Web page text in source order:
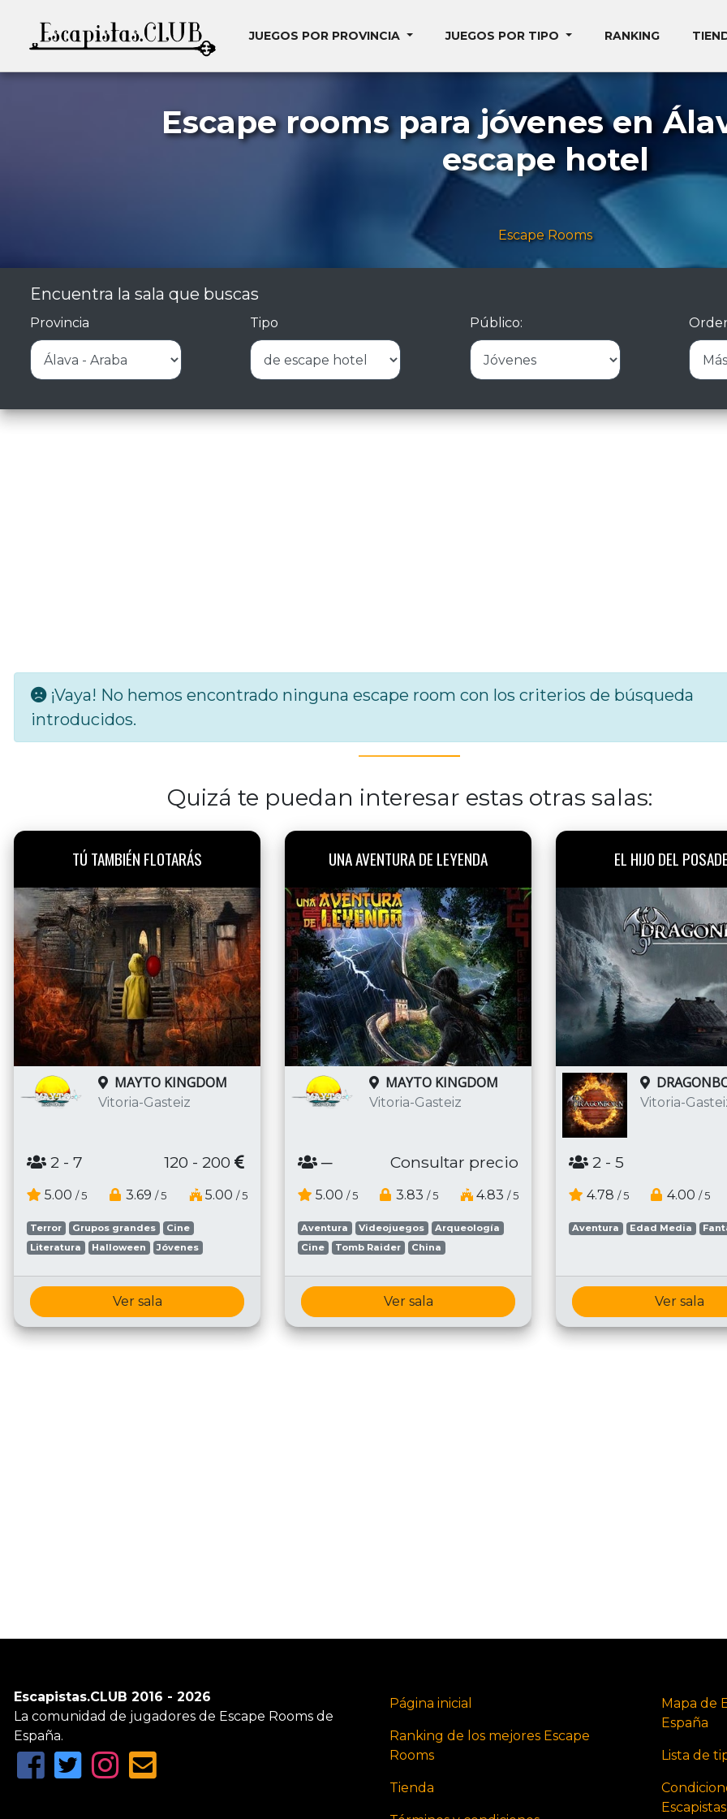
JUEGOS POR PROVINCIA JUEGOS POR TIPO RANKING
Escape rooms para jóvenes en
escape hotel
Escape Rooms
Encuentra la sala que buscas
Provincia Tipo Público:
¡Vaya! No hemos encontrado ninguna escape room con los criterios de búsqueda
introducidos.
Quizá te puedan interesar estas otras salas:
TÚ TAMBIÉN FLOTARÁS
MAYTO KINGDOM
Vitoria-Gasteiz
2 - 7 120 - 200
5.00 / 5 3.69 / 5 5.00 / 5
Terror Grupos grandes
Cine
Literatura
Halloween Jóvenes
Ver sala
UNA AVENTURA DE LEYENDA
MAYTO KINGDOM
Vitoria-Gasteiz
─ Consultar precio
5.00 / 5 3.83 / 5 4.83 / 5
Aventura Videojuegos
Arqueología
Cine
Tomb Raider China
Ver sala
EL HIJO DEL
Vitoria-
2 - 5
4.78 / 5 4.00 / 5
Aventura Edad Media
Ver sala
Escapistas.CLUB 2016 - 2026
La comunidad de jugadores de Escape Rooms de
España.
Página inicial
Ranking de los mejores Escape
Rooms
Tienda
Mapa de
España
Lista de